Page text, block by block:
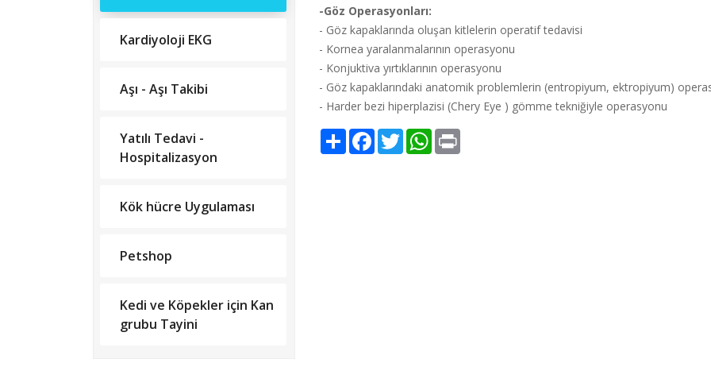
Kardiyoloji EKG
Aşı - Aşı Takibi
Yatılı Tedavi -
Hospitalizasyon
Kök hücre Uygulaması
Petshop
Kedi ve Köpekler için Kan
grubu Tayini
-Göz Operasyonları:
- Göz kapaklarında oluşan kitlelerin operatif tedavisi
- Kornea yaralanmalarının operasyonu
- Konjuktiva yırtıklarının operasyonu
- Göz kapaklarındaki anatomik problemlerin (entropiyum, ektropiyum)
- Harder bezi hiperplazisi (Chery Eye ) gömme tekniğiyle operasyonu
Share Facebook
TwitterWhatsApp